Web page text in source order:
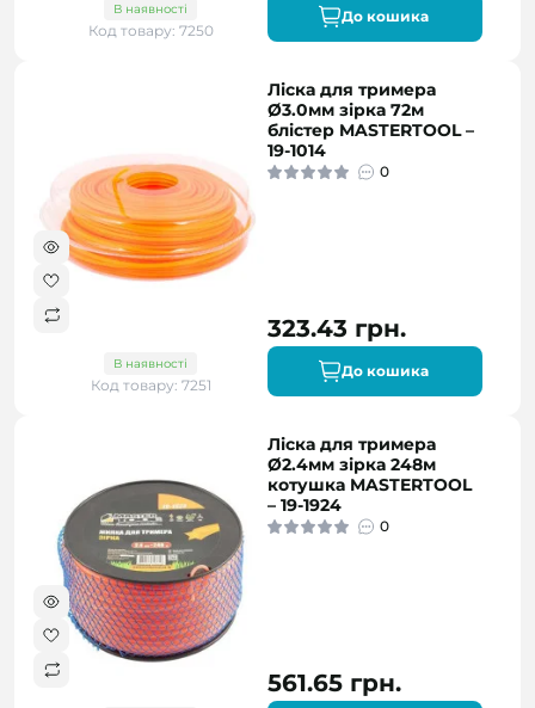
В наявності
Код товару: 7250
До кошика
В наявності
Код товару: 7251
Ліска для тримера
Ø3.0мм зірка 72м
блістер MASTERTOOL –
19-1014
0
323.43 грн.
До кошика
Ліска для тримера
Ø2.4мм зірка 248м
котушка MASTERTOOL
– 19-1924
0
561.65 грн.